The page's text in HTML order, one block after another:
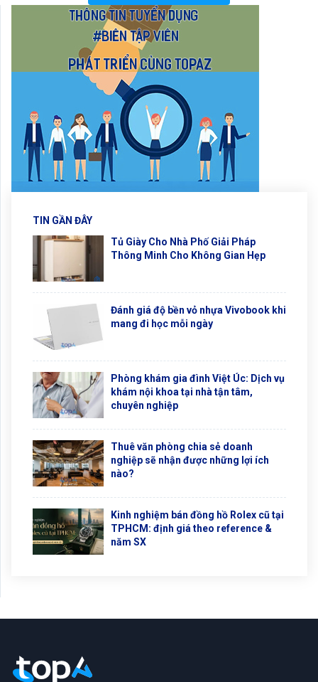
TIN GẦN ĐÂY
Tủ Giày Cho Nhà Phố Giải Pháp
Thông Minh Cho Không Gian Hẹp
Đánh giá độ bền vỏ nhựa Vivobook khi
mang đi học mỗi ngày
Phòng khám gia đình Việt Úc: Dịch vụ
khám nội khoa tại nhà tận tâm,
chuyên nghiệp
Thuê văn phòng chia sẻ doanh
nghiệp sẽ nhận được những lợi ích
nào?
Kinh nghiệm bán đồng hồ Rolex cũ tại
TPHCM: định giá theo reference &
năm SX